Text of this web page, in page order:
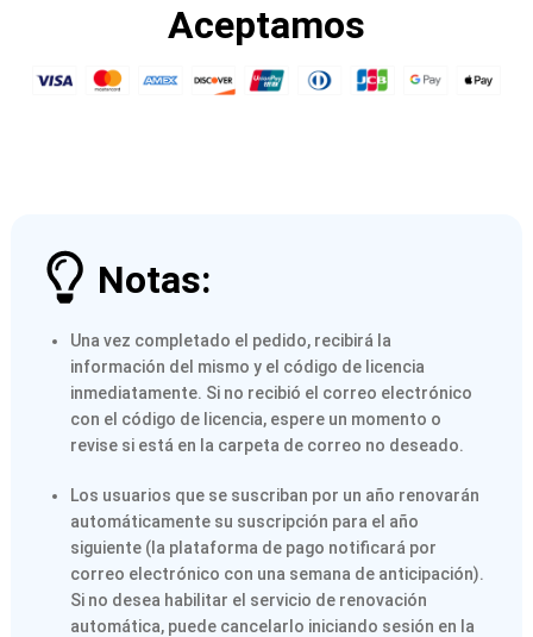
Aceptamos
Notas:
Una vez completado el pedido, recibirá la
información del mismo y el código de licencia
inmediatamente. Si no recibió el correo electrónico
con el código de licencia, espere un momento o
revise si está en la carpeta de correo no deseado.
Los usuarios que se suscriban por un año renovarán
automáticamente su suscripción para el año
siguiente (la plataforma de pago notificará por
correo electrónico con una semana de anticipación).
Si no desea habilitar el servicio de renovación
automática, puede cancelarlo iniciando sesión en la